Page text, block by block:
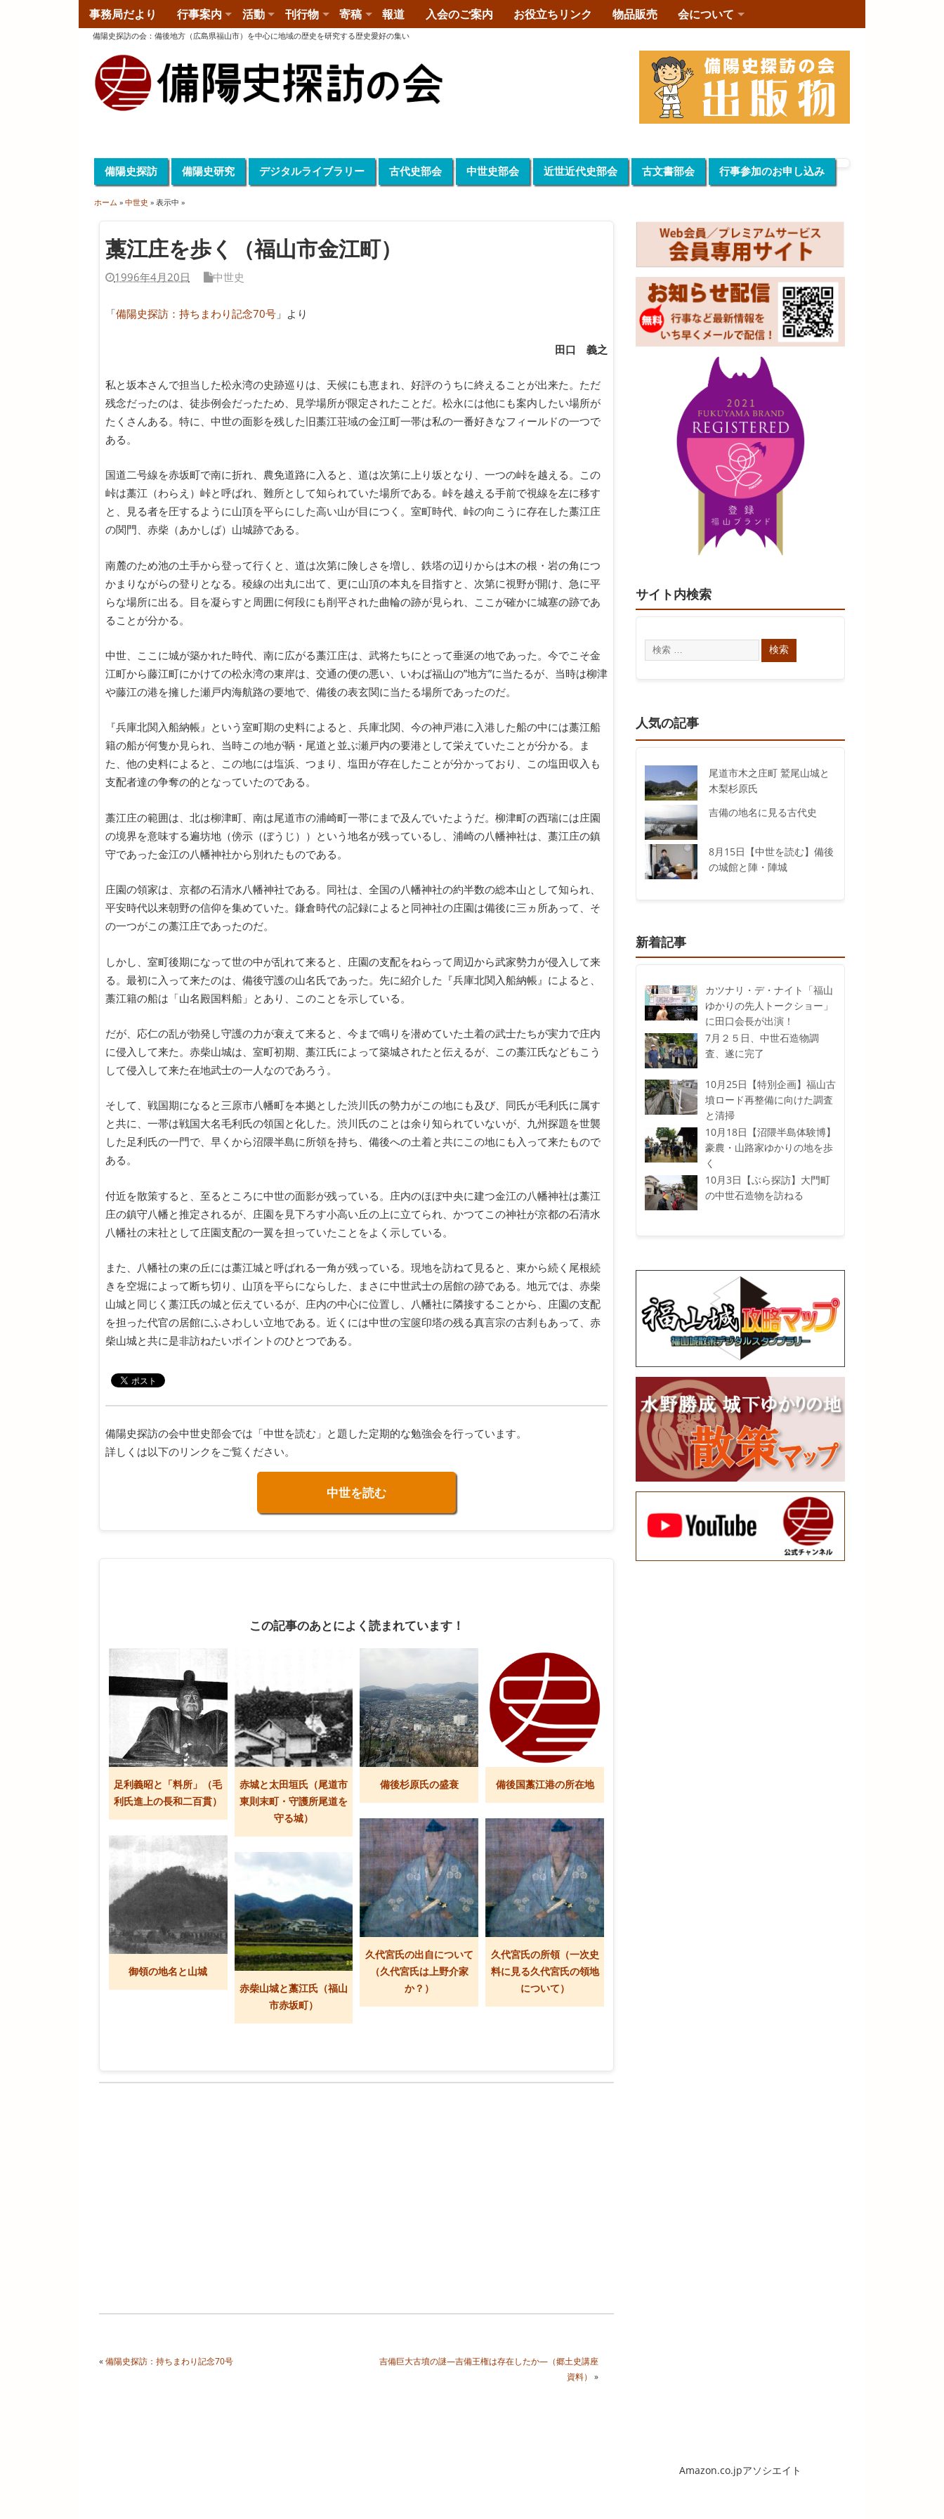
事務局だより 行事案内 活動 刊行物 寄稿 報道 入会のご案内 お役立ちリンク 物品販売 会について
備陽史探訪の会 ： 備後地方（広島県福山市）を中心に地域の歴史を研究する歴史愛好の集い
備陽史探訪 備陽史研究 デジタルライブラリー 古代史部会 中世史部会 近世近代史部会 古文書部会 行事参加のお申し込み
ホーム »中世史 » 表示中 »
藁江庄を歩く（福山市金江町）
1996年4月20日 中世史
「備陽史探訪：持ちまわり記念70号」より
田口 義之
私と坂本さんで担当した松永湾の史跡巡りは、天候にも恵まれ、好評のうちに終えることが出来た。ただ
残念だったのは、徒歩例会だったため、見学場所が限定されたことだ。松永には他にも案内したい場所が
たくさんある。特に、中世の面影を残した旧藁江荘域の金江町一帯は私の一番好きなフィールドの一つで
ある。
国道二号線を赤坂町で南に折れ、農免道路に入ると、道は次第に上り坂となり、一つの峠を越える。この
峠は藁江（わらえ）峠と呼ばれ、難所として知られていた場所である。峠を越える手前で視線を左に移す
と、見る者を圧するように山頂を平らにした高い山が目につく。室町時代、峠の向こうに存在した藁江庄
の関門、赤柴（あかしば）山城跡である。
南麓のため池の土手から登って行くと、道は次第に険しさを増し、鉄塔の辺りからは木の根・岩の角につ
かまりながらの登りとなる。稜線の出丸に出て、更に山頂の本丸を目指すと、次第に視野が開け、急に平
らな場所に出る。目を凝らすと周囲に何段にも削平された曲輪の跡が見られ、ここが確かに城塞の跡であ
ることが分かる。
中世、ここに城が築かれた時代、南に広がる藁江庄は、武将たちにとって垂涎の地であった。今でこそ金
江町から藤江町にかけての松永湾の東岸は、交通の便の悪い、いわば福山の”地方”に当たるが、当時は柳津
や藤江の港を擁した瀬戸内海航路の要地で、備後の表玄関に当たる場所であったのだ。
『兵庫北関入船納帳』という室町期の史料によると、兵庫北関、今の神戸港に入港した船の中には藁江船
籍の船が何隻か見られ、当時この地が鞆・尾道と並ぶ瀬戸内の要港として栄えていたことが分かる。ま
た、他の史料によると、この地には塩浜、つまり、塩田が存在したことが分かっており、この塩田収入も
支配者達の争奪の的となっていたのである。
藁江庄の範囲は、北は柳津町、南は尾道市の浦崎町一帯にまで及んでいたようだ。柳津町の西瑞には庄園
の境界を意味する遍坊地（傍示（ぼうじ））という地名が残っているし、浦崎の八幡神社は、藁江庄の鎮
守であった金江の八幡神社から別れたものである。
庄園の領家は、京都の石清水八幡神社である。同社は、全国の八幡神社の約半数の総本山として知られ、
平安時代以来朝野の信仰を集めていた。鎌倉時代の記録によると同神社の庄園は備後に三ヵ所あって、そ
の一つがこの藁江庄であったのだ。
しかし、室町後期になって世の中が乱れて来ると、庄園の支配をねらって周辺から武家勢力が侵入して来
る。最初に入って来たのは、備後守護の山名氏であった。先に紹介した『兵庫北関入船納帳』によると、
藁江籍の船は「山名殿国料船」とあり、このことを示している。
だが、応仁の乱が勃発し守護の力が衰えて来ると、今まで鳴りを潜めていた土着の武士たちが実力で庄内
に侵入して来た。赤柴山城は、室町初期、藁江氏によって築城されたと伝えるが、この藁江氏などもこう
して侵入して来た在地武士の一人なのであろう。
そして、戦国期になると三原市八幡町を本拠とした渋川氏の勢力がこの地にも及び、同氏が毛利氏に属す
と共に、一帯は戦国大名毛利氏の領国と化した。渋川氏のことは余り知られていないが、九州探題を世襲
した足利氏の一門で、早くから沼隈半島に所領を持ち、備後への土着と共にこの地にも入って来たもので
ある。
付近を散策すると、至るところに中世の面影が残っている。庄内のほぼ中央に建つ金江の八幡神社は藁江
庄の鎮守八幡と推定されるが、庄園を見下ろす小高い丘の上に立てられ、かつてこの神社が京都の石清水
八幡社の末社として庄園支配の一翼を担っていたことをよく示している。
また、八幡社の東の丘には藁江城と呼ばれる一角が残っている。現地を訪ねて見ると、東から続く尾根続
きを空堀によって断ち切り、山頂を平らにならした、まさに中世武士の居館の跡である。地元では、赤柴
山城と同じく藁江氏の城と伝えているが、庄内の中心に位置し、八幡社に隣接することから、庄園の支配
を担った代官の居館にふさわしい立地である。近くには中世の宝篋印塔の残る真言宗の古刹もあって、赤
柴山城と共に是非訪ねたいポイントのひとつである。
備陽史探訪の会中世史部会では「中世を読む」と題した定期的な勉強会を行っています。
詳しくは以下のリンクをご覧ください。
中世を読む
この記事のあとによく読まれています！
足利義昭と「料所」（毛
利氏進上の長和二百貫）
赤城と太田垣氏（尾道市
東則末町・守護所尾道を
守る城）
備後杉原氏の盛衰 備後国藁江港の所在地
久代宮氏の出自について
（久代宮氏は上野介家
か？）
久代宮氏の所領（一次史
料に見る久代宮氏の領地
について）
御領の地名と山城
赤柴山城と藁江氏（福山
市赤坂町）
«備陽史探訪：持ちまわり記念70号
吉備巨大古墳の謎―吉備王権は存在したか―（郷土史講座
資料） »
サイト内検索
人気の記事
尾道市木之庄町 鷲尾山城と
木梨杉原氏
吉備の地名に見る古代史
8月15日【中世を読む】備後
の城館と陣・陣城
新着記事
カツナリ・デ・ナイト「福山
ゆかりの先人トークショー」
に田口会長が出演！
7月２５日、中世石造物調
査、遂に完了
10月25日【特別企画】福山古
墳ロード再整備に向けた調査
と清掃
10月18日【沼隈半島体験博】
豪農・山路家ゆかりの地を歩
く
10月3日【ぶら探訪】大門町
の中世石造物を訪ねる
Amazon.co.jpアソシエイト